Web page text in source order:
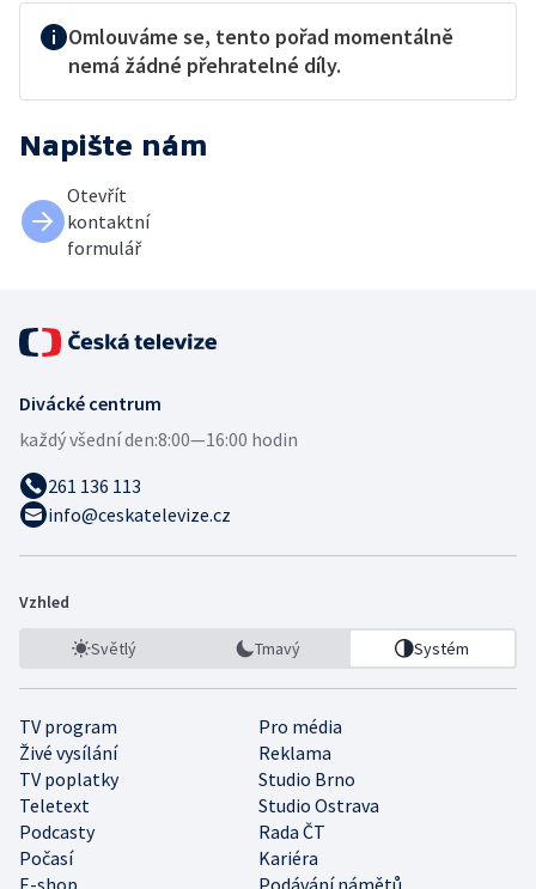
Omlouváme se, tento pořad momentálně
nemá žádné přehratelné díly.
Napište nám
Otevřít
kontaktní
formulář
Divácké centrum
každý všední den:8:00—16:00 hodin
261 136 113
info@ceskatelevize.cz
Vzhled
Světlý Tmavý Systém
TV program
Pro média
Živé vysílání
Reklama
TV poplatky
Studio Brno
Teletext
Studio Ostrava
Podcasty
Rada ČT
Počasí
Kariéra
E-shop
Podávání námětů